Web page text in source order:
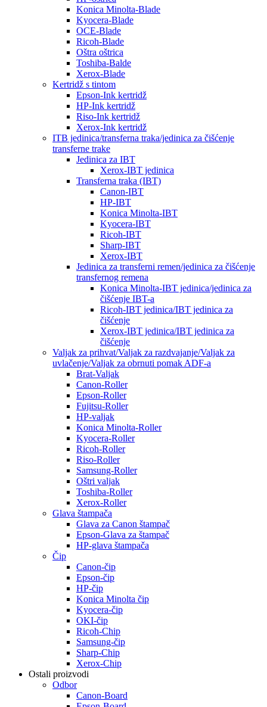
Konica Minolta-Blade
Kyocera-Blade
OCE-Blade
Ricoh-Blade
Oštra oštrica
Toshiba-Balde
Xerox-Blade
Kertridž s tintom
Epson-Ink kertridž
HP-Ink kertridž
Riso-Ink kertridž
Xerox-Ink kertridž
ITB jedinica/transferna traka/jedinica za čišćenje
transferne trake
Jedinica za IBT
Xerox-IBT jedinica
Transferna traka (IBT)
Canon-IBT
HP-IBT
Konica Minolta-IBT
Kyocera-IBT
Ricoh-IBT
Sharp-IBT
Xerox-IBT
Jedinica za transferni remen/jedinica za čišćenje
transfernog remena
Konica Minolta-IBT jedinica/jedinica za
čišćenje IBT-a
Ricoh-IBT jedinica/IBT jedinica za
čišćenje
Xerox-IBT jedinica/IBT jedinica za
čišćenje
Valjak za prihvat/Valjak za razdvajanje/Valjak za
uvlačenje/Valjak za obrnuti pomak ADF-a
Brat-Valjak
Canon-Roller
Epson-Roller
Fujitsu-Roller
HP-valjak
Konica Minolta-Roller
Kyocera-Roller
Ricoh-Roller
Riso-Roller
Samsung-Roller
Oštri valjak
Toshiba-Roller
Xerox-Roller
Glava štampača
Glava za Canon štampač
Epson-Glava za štampač
HP-glava štampača
Čip
Canon-čip
Epson-čip
HP-čip
Konica Minolta čip
Kyocera-čip
OKI-čip
Ricoh-Chip
Samsung-čip
Sharp-Chip
Xerox-Chip
Ostali proizvodi
Odbor
Canon-Board